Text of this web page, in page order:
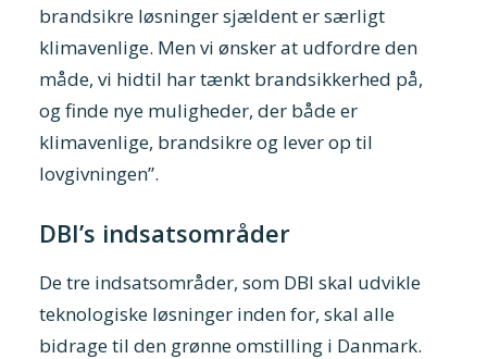
brandsikre løsninger sjældent er særligt
klimavenlige. Men vi ønsker at udfordre den
måde, vi hidtil har tænkt brandsikkerhed på,
og finde nye muligheder, der både er
klimavenlige, brandsikre og lever op til
lovgivningen”.
DBI’s indsatsområder
De tre indsatsområder, som DBI skal udvikle
teknologiske løsninger inden for, skal alle
bidrage til den grønne omstilling i Danmark.